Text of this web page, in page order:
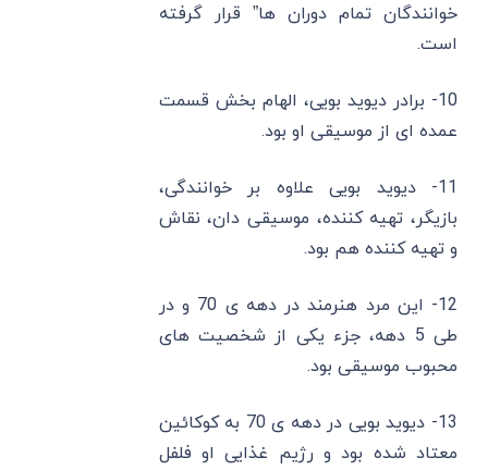
خوانندگان تمام دوران ‌ها” قرار گرفته
است.
10- برادر دیوید بویی، الهام بخش قسمت
عمده ای از موسیقی او بود.
11- دیوید بویی علاوه بر خوانندگی،
بازیگر، تهیه کننده، موسیقی دان، نقاش
و تهیه کننده هم بود.
12- این مرد هنرمند در دهه ی 70 و در
طی 5 دهه، جزء یکی از شخصیت های
محبوب موسیقی بود.
13- دیوید بویی در دهه ی 70 به کوکائین
معتاد شده بود و رژیم غذایی او فلفل